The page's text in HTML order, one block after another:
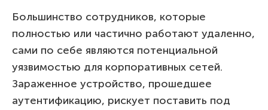
Большинство сотрудников, которые
полностью или частично работают удаленно,
сами по себе являются потенциальной
уязвимостью для корпоративных сетей.
Зараженное устройство, прошедшее
аутентификацию, рискует поставить под